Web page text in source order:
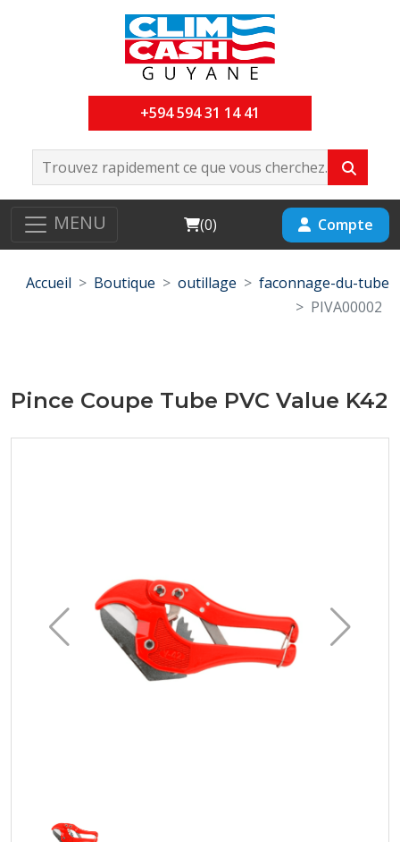
+594 594 31 14 41
MENU Cart
(0) Compte
Accueil Boutique outillage
faconnage-du-tube
PIVA00002
Pince Coupe Tube PVC Value K42